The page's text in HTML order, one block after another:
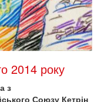
2014 року
з
Союзу Кетрін